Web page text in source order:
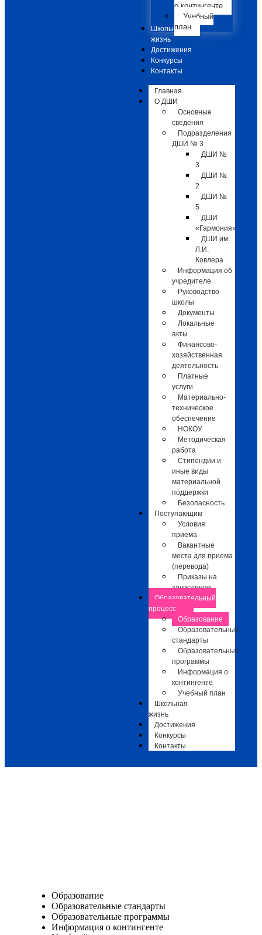
о контингенте
Учебный
план
Школьная
жизнь
Достижения
Конкурсы
Контакты
Главная
О ДШИ
Основные
сведения
Подразделения
ДШИ № 3
ДШИ №
3
ДШИ №
2
ДШИ №
5
ДШИ
«Гармония»
ДШИ им.
Л.И.
Ковлера
Информация об
учредителе
Руководство
школы
Документы
Локальные
акты
Финансово-
хозяйственная
деятельность
Платные
услуги
Материально-
техническое
обеспечение
НОКОУ
Методическая
работа
Стипендии и
иные виды
материальной
поддержки
Безопасность
Поступающим
Условия
приема
Вакантные
места для приема
(перевода)
Приказы на
зачисление
Образовательный
процесс
Образование
Образовательные
стандарты
Образовательные
программы
Информация о
контингенте
Учебный план
Школьная
жизнь
Достижения
Конкурсы
Контакты
Образование
Образовательные стандарты
Образовательные программы
Информация о контингенте